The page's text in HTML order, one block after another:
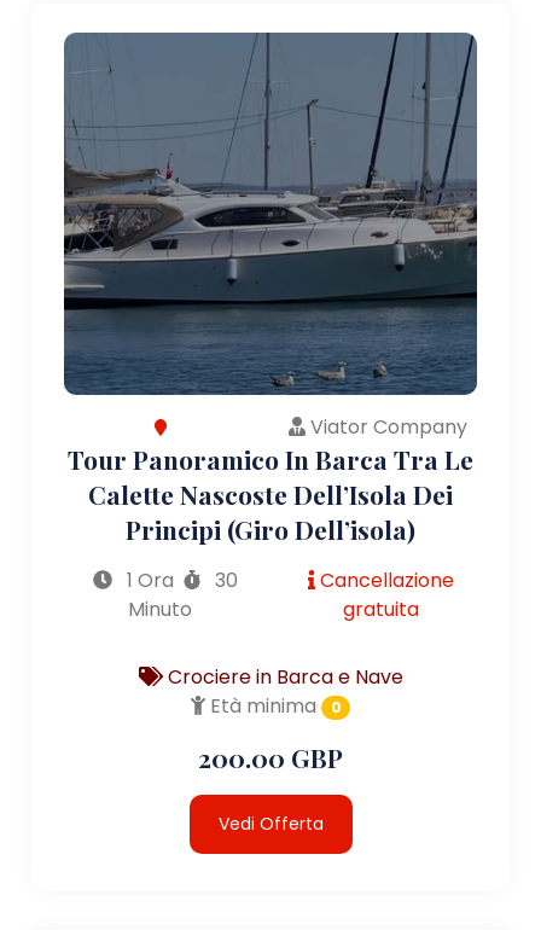
Viator Company
Tour Panoramico In Barca Tra Le
Calette Nascoste Dell’Isola Dei
Principi (giro Dell’isola)
1 Ora
30
Minuto
Cancellazione
gratuita
Crociere in Barca e Nave
Età minima
0
200.00 GBP
Vedi Offerta